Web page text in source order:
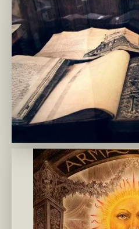
mir-